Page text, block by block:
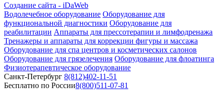
Создание сайта - iDaWeb
Водолечебное оборудование Оборудование для
функциональной диагностики Оборудование для
реабилитации Аппараты для прессотерапии и лимфодренажа
Тренажеры и аппараты для коррекции фигуры и массажа
Оборудование для спа центров и косметических салонов
Оборудование для грязелечения Оборудование для флоатинга
Физиотерапевтическое оборудование
Санкт-Петербург 8(812)402-11-51
Бесплатно по России8(800)511-07-81